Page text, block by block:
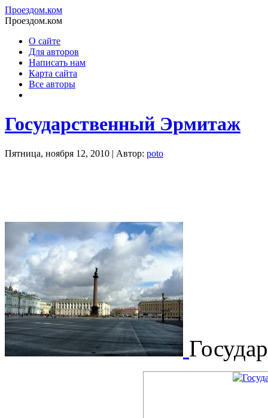
Проездом.ком
Проездом.ком
О сайте
Для авторов
Написать нам
Карта сайта
Все авторы
Государственный Эрмитаж
Пятница, ноября 12, 2010 | Автор: poto